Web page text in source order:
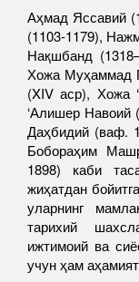
Аҳмад Яссавий
(1103-1179),
Нақшбанд
Хожа Муҳаммад
(XIV аср), Хожа
‘Алишер Навоий
Даҳбидий (ваф.
Бобораҳим
1898) каби
жиҳатдан
уларнинг
тарихий
ижтимоий ва
учун ҳам